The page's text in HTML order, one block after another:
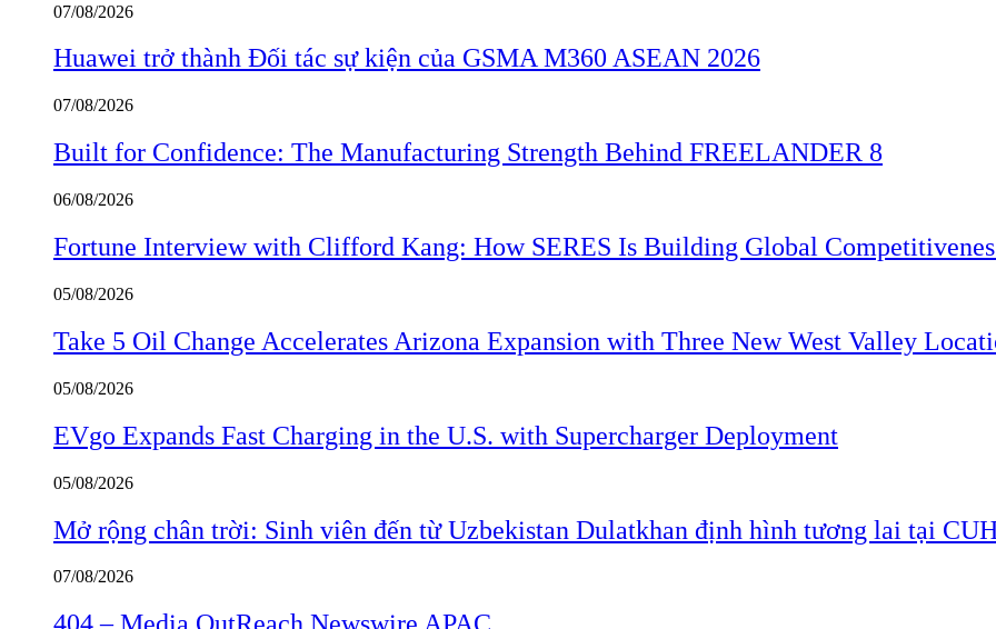
07/08/2026
Huawei trở thành Đối tác sự kiện của GSMA M360 ASEAN 2026
07/08/2026
Built for Confidence: The Manufacturing Strength Behind FREELANDER 8
06/08/2026
Fortune Interview with Clifford Kang: How SERES Is Building Global
05/08/2026
Take 5 Oil Change Accelerates Arizona Expansion with Three New West Valley
05/08/2026
EVgo Expands Fast Charging in the U.S. with Supercharger Deployment
05/08/2026
Mở rộng chân trời: Sinh viên đến từ Uzbekistan Dulatkhan định hình tương lai tại
07/08/2026